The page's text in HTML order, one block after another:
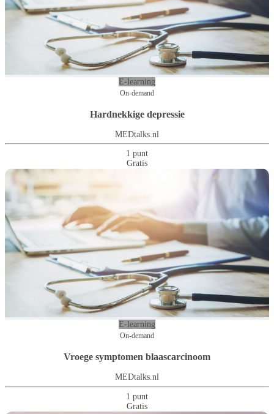
E-learning
On-demand
Hardnekkige depressie
MEDtalks.nl
1 punt
Gratis
E-learning
On-demand
Vroege symptomen blaascarcinoom
MEDtalks.nl
1 punt
Gratis